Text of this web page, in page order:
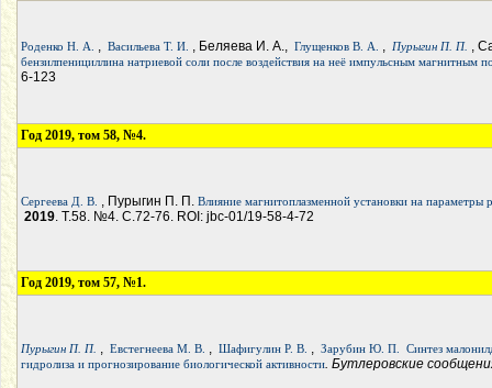
Роденко Н. А. , Васильева Т. И. , Беляева И. А., Глущенков В. А. , Пурыгин П. П. ,
бензилпенициллина натриевой соли после воздействия на неё импульсным магнитным
6-123
Год 2019, том 58, №4.
Сергеева Д. В. , Пурыгин П. П. Влияние магнитоплазменной установки на
2019. Т.58. №4. С.72-76. ROI: jbc-01/19-58-4-72
Год 2019, том 57, №1.
Пурыгин П. П. , Евстегнеева М. В. , Шафигулин Р. В. , Зарубин Ю. П.
Синтез
гидролиза и прогнозирование биологической активности. Бутлеровские